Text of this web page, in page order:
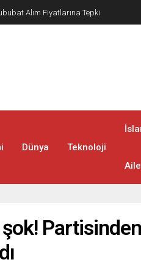
Alım Fiyatlarına Tepki
Dünya Teknoloji
Aile